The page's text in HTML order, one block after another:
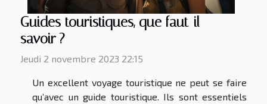
Guides touristiques, que faut-il
savoir ?
Jeudi 2 novembre 2023 22:15
Un excellent voyage touristique ne peut se faire
qu’avec un guide touristique. Ils sont essentiels